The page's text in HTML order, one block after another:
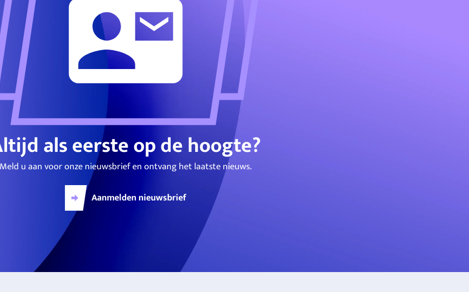
als eerste op de hoogte?
Meld u aan voor onze nieuwsbrief en ontvang het laatste nieuws.
Aanmelden nieuwsbrief